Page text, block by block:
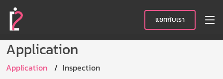
แชทกับเรา
Application
Application Inspection